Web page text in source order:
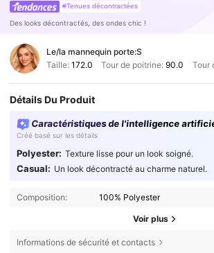
#Tenues décontractées
Des looks décontractés, des ondes chic !
Le/la mannequin porte:S
Taille: 172.0 Tour de poitrine:90.0 Tour
Détails Du Produit
Caractéristiques de l'intelligence
Créé basé sur les détails
Polyester: Texture lisse pour un look soigné.
Casual: Un look décontracté au charme naturel.
Composition: 100% Polyester
Voir plus
Informations de sécurité et contacts